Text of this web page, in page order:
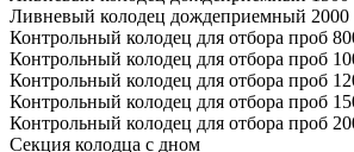
Ливневый колодец дождеприемный 2000
Контрольный колодец для отбора проб
Контрольный колодец для отбора проб
Контрольный колодец для отбора проб
Контрольный колодец для отбора проб
Контрольный колодец для отбора проб
Секция колодца с дном